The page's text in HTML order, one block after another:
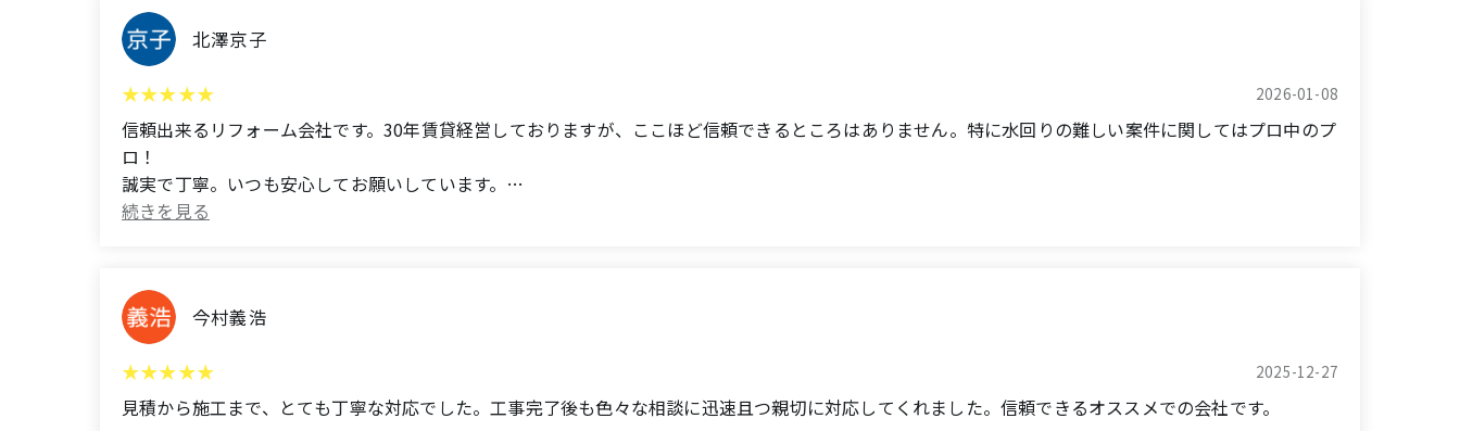
prevention work. We were very satisfied with the results of each.
Compared to other contractors, during the construction period, the sales representative came to the site more frequently, every day, to check
things and give advice to the contractors, never leaving things up to them, so we were able to keep a close eye on the work with peace of mind.
We plan to ask them to paint the exterior walls in a few years.
北澤京子
2026-01-08
信頼出来るリフォーム会社です。30年賃貸経営しておりますが、ここほど信頼できるところはありません。特に水回りの難しい案件に関してはプロ中のプ
ロ！
誠実で丁寧。いつも安心してお願いしています。
They're the pros, especially when it comes to complex plumbing issues!
They're honest and thorough. I always feel at ease when I ask them for help.
今村義浩
2025-12-27
見積から施工まで、とても丁寧な対応でした。工事完了後も色々な相談に迅速且つ親切に対応してくれました。信頼できるオススメでの会社です。